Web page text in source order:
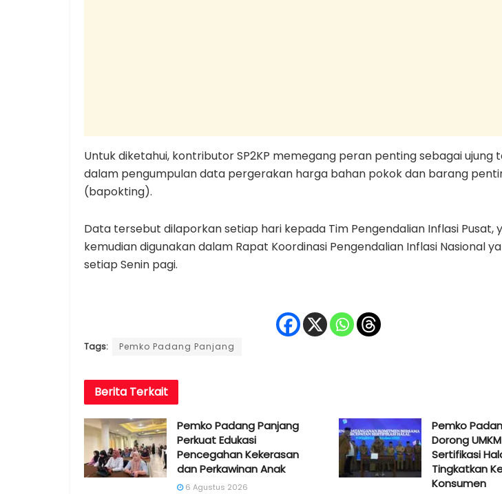
Untuk diketahui, kontributor SP2KP memegang peran penting sebagai ujung
dalam pengumpulan data pergerakan harga bahan pokok dan barang
(bapokting).
Data tersebut dilaporkan setiap hari kepada Tim Pengendalian Inflasi Pusat,
kemudian digunakan dalam Rapat Koordinasi Pengendalian Inflasi Nasional
setiap Senin pagi.
Tags: Pemko Padang Panjang
Berita Terkait
Pemko Padang Panjang
Perkuat Edukasi
Pencegahan Kekerasan
dan Perkawinan Anak
6 Agustus 2026
Pemko
Dorong
Sertifikasi
Tingkatkan
Konsumen